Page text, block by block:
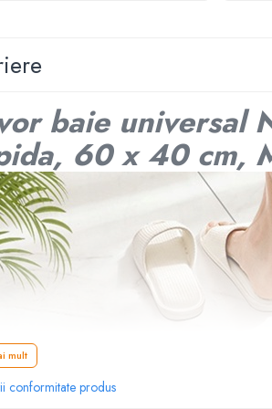
Electrice
ras clasice
ras electrice
baie universal
60 x 40 cm,
mult
conformitate produs